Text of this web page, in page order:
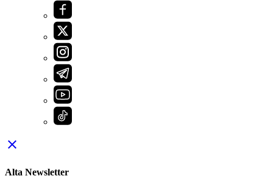
close
Alta Newsletter